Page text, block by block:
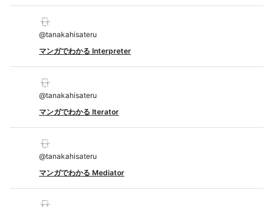
@tanakahisateru
マンガでわかる Interpreter
@tanakahisateru
マンガでわかる Iterator
@tanakahisateru
マンガでわかる Mediator